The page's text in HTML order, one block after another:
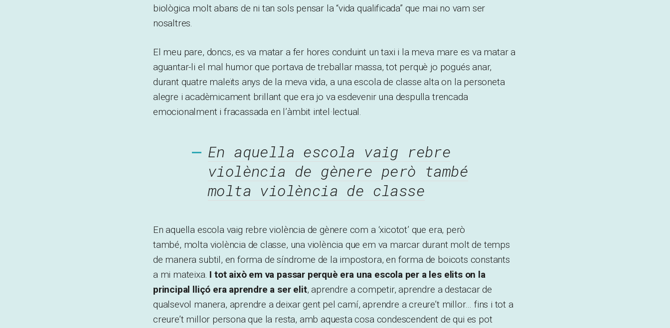
biològica molt abans de ni tan sols pensar la “vida qualificada” que mai no vam ser
nosaltres.
El meu pare, doncs, es va matar a fer hores conduint un taxi i la meva mare es va matar a
aguantar-li el mal humor que portava de treballar massa, tot perquè jo pogués anar,
durant quatre maleïts anys de la meva vida, a una escola de classe alta on la personeta
alegre i acadèmicament brillant que era jo va esdevenir una despulla trencada
emocionalment i fracassada en l’àmbit intel·lectual.
En aquella escola vaig rebre
violència de gènere però també
molta violència de classe
En aquella escola vaig rebre violència de gènere com a ‘xicotot’ que era, però
també, molta violència de classe, una violència que em va marcar durant molt de temps
de manera subtil, en forma de síndrome de la impostora, en forma de boicots constants
a mi mateixa. I tot això em va passar perquè era una escola per a les elits on la
principal lliçó era aprendre a ser elit, aprendre a competir, aprendre a destacar de
qualsevol manera, aprendre a deixar gent pel camí, aprendre a creure’t millor… fins i tot a
creure’t millor persona que la resta, amb aquesta cosa condescendent de qui es pot